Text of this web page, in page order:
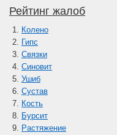
Рейтинг жалоб
Колено
Гипс
Связки
Синовит
Ушиб
Сустав
Кость
Бурсит
Растяжение